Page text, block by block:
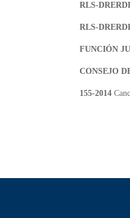
RLS-
RLS-
FUNCIÓN
CONSEJO
155-2014